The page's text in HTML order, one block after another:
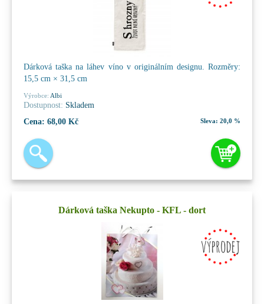
Dárková taška na láhev víno v originálním designu. Rozměry:
15,5 cm × 31,5 cm
Výrobce: Albi
Dostupnost: Skladem
Cena: 68,00 Kč Sleva: 20,0 %
Dárková taška Nekupto - KFL - dort